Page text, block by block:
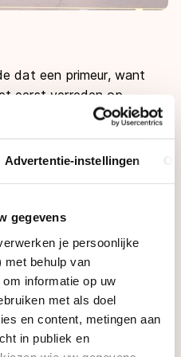
Advertentie-instellingen
gegevens
je persoonlijke
met behulp van
informatie op uw
met als doel
en content, metingen aan
in publiek en
dat een primeur, want
eerst verreden op
de afstand al op het
troefde op de
Lisanne Buurman af.
zege bij de heren
die Gerrie van Lingen
dames junioren A ging
haal, voor Berber Vonk